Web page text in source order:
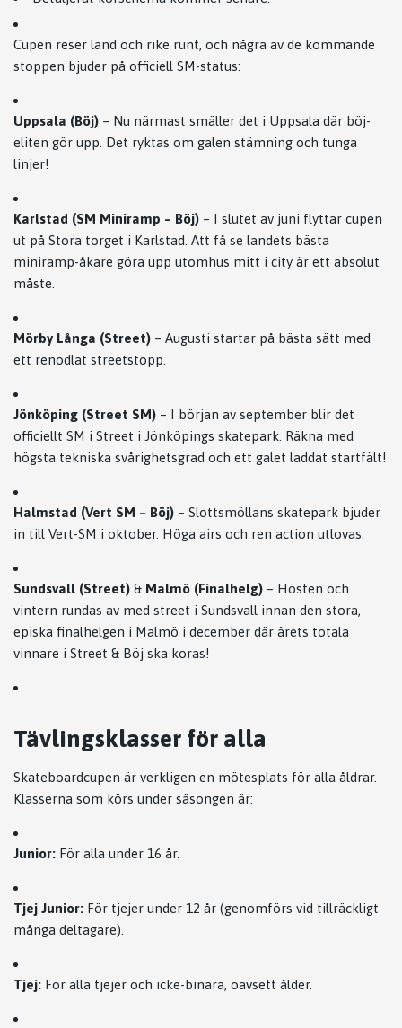
Cupen reser land och rike runt, och några av de kommande
stoppen bjuder på officiell SM-status:
Uppsala (Böj) – Nu närmast smäller det i Uppsala där böj-
eliten gör upp. Det ryktas om galen stämning och tunga
linjer!
Karlstad (SM Miniramp – Böj) – I slutet av juni flyttar cupen
ut på Stora torget i Karlstad. Att få se landets bästa
miniramp-åkare göra upp utomhus mitt i city är ett absolut
måste.
Mörby Långa (Street) – Augusti startar på bästa sätt med
ett renodlat streetstopp.
Jönköping (Street SM) – I början av september blir det
officiellt SM i Street i Jönköpings skatepark. Räkna med
högsta tekniska svårighetsgrad och ett galet laddat startfält!
Halmstad (Vert SM – Böj) – Slottsmöllans skatepark bjuder
in till Vert-SM i oktober. Höga airs och ren action utlovas.
Sundsvall (Street) & Malmö (Finalhelg) – Hösten och
vintern rundas av med street i Sundsvall innan den stora,
episka finalhelgen i Malmö i december där årets totala
vinnare i Street & Böj ska koras!
Tävlingsklasser för alla
Skateboardcupen är verkligen en mötesplats för alla åldrar.
Klasserna som körs under säsongen är:
Junior: För alla under 16 år.
Tjej Junior: För tjejer under 12 år (genomförs vid tillräckligt
många deltagare).
Tjej: För alla tjejer och icke-binära, oavsett ålder.